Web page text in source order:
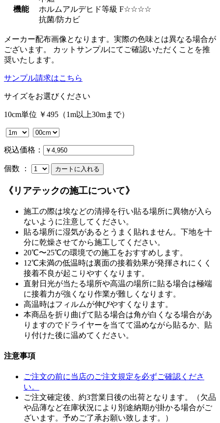
機能
ホルムアルデヒド等級 F☆☆☆☆
抗菌/防カビ
メーカー配布画像となります。実際の色味とは異なる場合が
ございます。 カットサンプルにてご確認いただくことを推
奨いたします。
サンプル請求はこちら
サイズをお選びください
10cm単位 ￥495（1m以上30mまで）
税込価格：
個数 ：
《リアテックの施工について》
施工の際は埃などの清掃を行い貼る場所に異物が入ら
ないように注意してください。
貼る場所に湿気があるとうまく貼れません。下地を十
分に乾燥させてから施工してください。
20℃〜25℃の環境での施工をおすすめします。
12℃未満の低温時は裏面の接着効果が発揮されにくく
接着不良が起こりやすくなります。
直射日光が当たる場所や高温の場所に貼る場合は極端
に接着力が強くなり作業が難しくなります。
高温時はフィルムが伸びやすくなります。
本商品を折り曲げて貼る場合は角が白くなる場合があ
りますのでドライヤーを当てて温めながら貼るか、貼
り付けた後に温めてください。
注意事項
ご注文の前に当店のご注文規定を必ずご確認くださ
い。
ご注文確定後、約3営業日後の出荷となります。（欠品
や品薄など在庫状況により別途納期が掛かる場合がご
ざいます。予めご了承お願い致します。）